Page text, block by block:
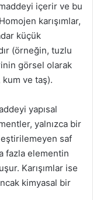
içerir ve bu
karışımlar,
küçük
(örneğin, tuzlu
görsel olarak
kum ve taş).
yapısal
yalnızca bir
saf
fazla elementin
Karışımlar ise
kimyasal bir